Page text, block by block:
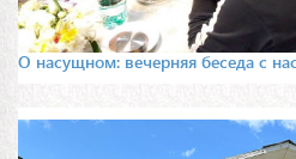
О насущном: вечерняя беседа с